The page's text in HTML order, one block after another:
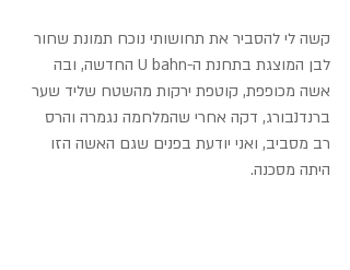
קשה לי להסביר את תחושותי נוכח תמונת שחור
לבן המוצגת בתחנת ה-U bahn החדשה, ובה
אשה מכופפת, קוטפת ירקות מהשטח שליד שער
ברנדנבורג, דקה אחרי שהמלחמה נגמרה והרס
רב מסביב, ואני יודעת בפנים שגם האשה הזו
היתה מסכנה.